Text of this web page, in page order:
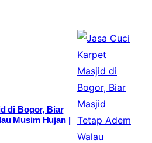
di Bogor, Biar
Musim Hujan |